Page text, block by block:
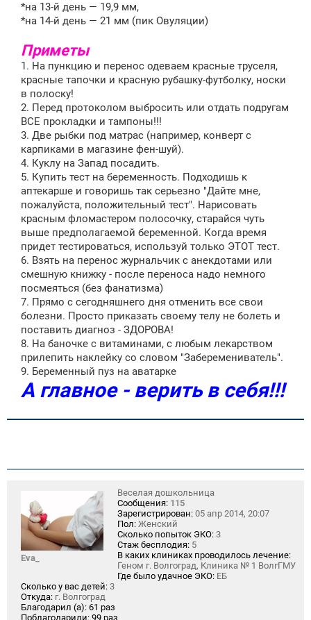
*на 13-й день — 19,9 мм,
*на 14-й день — 21 мм (пик Овуляции)
Приметы
1. На пункцию и перенос одеваем красные труселя,
красные тапочки и красную рубашку-футболку, носки
в полоску!
2. Перед протоколом выбросить или отдать подругам
ВСЕ прокладки и тампоны!!!
3. Две рыбки под матрас (например, конверт с
карпиками в магазине фен-шуй).
4. Куклу на Запад посадить.
5. Купить тест на беременность. Подходишь к
аптекарше и говоришь так серьезно "Дайте мне,
пожалуйста, положительный тест". Нарисовать
красным фломастером полосочку, старайся чуть
выше предполагаемой беременной. Когда время
придет тестироваться, используй только ЭТОТ тест.
6. Взять на перенос журнальчик с анекдотами или
смешную книжку - после переноса надо немного
посмеяться (без фанатизма)
7. Прямо с сегодняшнего дня отменить все свои
болезни. Просто приказать своему телу не болеть и
поставить диагноз - ЗДОРОВА!
8. На баночке с витаминами, с любым лекарством
прилепить наклейку со словом "Заберемениватель".
9. Беременный пуз на аватарке
А главное - верить в себя!!!
Eva_
Веселая дошкольница
Сообщения: 115
Зарегистрирован: 05 апр 2014, 20:07
Пол: Женский
Сколько попыток ЭКО: 3
Стаж бесплодия: 5
В каких клиниках проводилось лечение:
Геном г. Волгоград, Клиника № 1 ВолгГМУ
Где было удачное ЭКО: ЕБ
Сколько у вас детей: 3
Откуда: г. Волгоград
Благодарил (а): 61 раз
Поблагодарили: 99 раз